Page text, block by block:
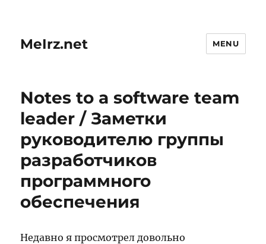
MeIrz.net MENU
Notes to a software team
leader / Заметки
руководителю группы
разработчиков
программного
обеспечения
Недавно я просмотрел довольно